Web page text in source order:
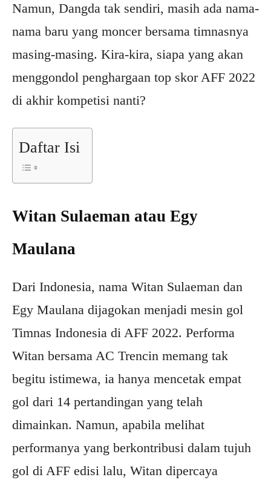
Namun, Dangda tak sendiri, masih ada nama-
nama baru yang moncer bersama timnasnya
masing-masing. Kira-kira, siapa yang akan
menggondol penghargaan top skor AFF 2022
di akhir kompetisi nanti?
Daftar Isi
Witan Sulaeman atau Egy
Maulana
Dari Indonesia, nama Witan Sulaeman dan
Egy Maulana dijagokan menjadi mesin gol
Timnas Indonesia di AFF 2022. Performa
Witan bersama AC Trencin memang tak
begitu istimewa, ia hanya mencetak empat
gol dari 14 pertandingan yang telah
dimainkan. Namun, apabila melihat
performanya yang berkontribusi dalam tujuh
gol di AFF edisi lalu, Witan dipercaya